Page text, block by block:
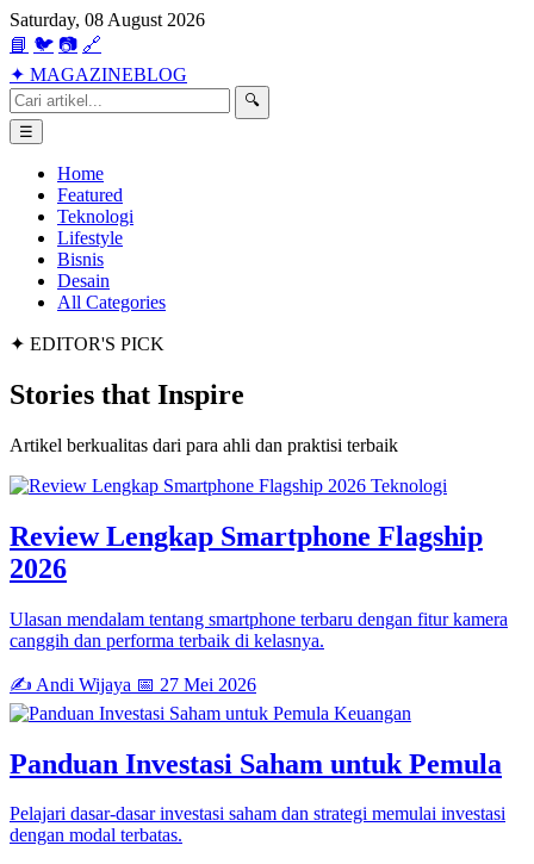
Saturday, 08 August 2026
📘 🐦 📷 🔗
✦ MAGAZINEBLOG
🔍
☰
Home
Featured
Teknologi
Lifestyle
Bisnis
Desain
All Categories
✦ EDITOR'S PICK
Stories that Inspire
Artikel berkualitas dari para ahli dan praktisi terbaik
Teknologi
Review Lengkap Smartphone Flagship
2026
Ulasan mendalam tentang smartphone terbaru dengan fitur kamera
canggih dan performa terbaik di kelasnya.
✍️ Andi Wijaya 📅 27 Mei 2026
Keuangan
Panduan Investasi Saham untuk Pemula
Pelajari dasar-dasar investasi saham dan strategi memulai investasi
dengan modal terbatas.